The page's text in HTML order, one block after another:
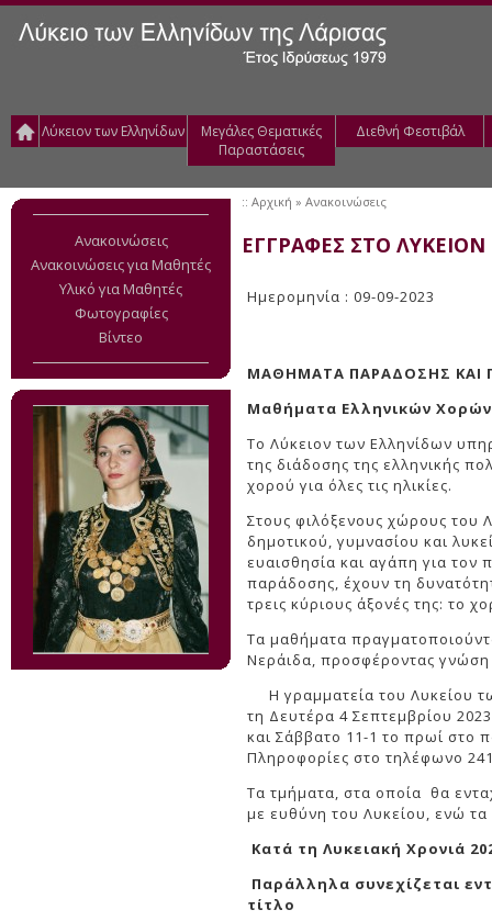
Λύκειον των Ελληνίδων
Μεγάλες Θεματικές
Παραστάσεις
Διεθνή Φεστιβάλ
Ανακοινώσεις
Ανακοινώσεις για Μαθητές
Υλικό για Μαθητές
Φωτογραφίες
Βίντεο
:: Αρχική » Ανακοινώσεις
ΕΓΓΡΑΦΕΣ ΣΤΟ
Ημερομηνία : 09-09-2023
ΜΑΘΗΜΑΤΑ ΠΑΡΑΔΟΣΗΣ ΚΑΙ
Mαθήματα Eλληνικών
Tο Λύκειον των Eλληνίδων
της διάδοσης της ελληνικής
χορού για όλες τις ηλικίες.
Στους φιλόξενους χώρους του
δημοτικού, γυμνασίου και
ευαισθησία και αγάπη για τον
παράδοσης, έχουν τη
τρεις κύριους άξονές της: το
Τα μαθήματα
Νεράιδα, προσφέροντας γνώση
H γραμματεία του Λυκείου
τη Δευτέρα 4 Σεπτεμβρίου
και Σάββατο 11-1 το πρωί στο
Πληροφορίες στο τηλέφωνο
Τα τμήματα, στα οποία θα
με ευθύνη του Λυκείου, ενώ
Κατά τη Λυκειακή Χρονιά
Παράλληλα συνεχίζεται
τίτλο